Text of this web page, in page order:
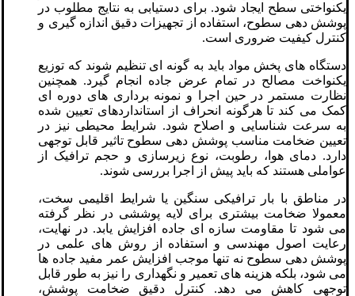
یکنواختی سطح ایجاد شود. برای دستیابی به نتایج مطلوب در
پوشش دهی سطوح، استفاده از تجهیزات دقیق اندازه گیری و
کنترل کیفیت ضروری است.
دستگاه های پخش مواد باید به گونه ای تنظیم شوند که توزیع
یکنواخت مصالح در تمام عرض جاده انجام گیرد. همچنین
نظارت مستمر در حین اجرا و نمونه برداری های دوره ای
کمک می کند تا هرگونه انحراف از استانداردهای تعیین شده
به سرعت شناسایی و اصلاح شود. شرایط محیطی نیز در
تعیین ضخامت مناسب پوشش دهی سطوح تاثیر قابل توجهی
دارد. دمای هوا، رطوبت، نوع زیرسازی و حجم ترافیک از
عواملی هستند که باید پیش از اجرا بررسی شوند.
در مناطق با بار ترافیکی سنگین یا شرایط اقلیمی سخت،
معمولا ضخامت بیشتری برای لایه پوششی در نظر گرفته
می شود تا مقاومت سازه ای جاده افزایش یابد. در نهایت،
رعایت اصول مهندسی و استفاده از روش های علمی در
پوشش دهی سطوح نه تنها موجب افزایش عمر مفید جاده ها
می شود، بلکه هزینه های تعمیر و نگهداری را نیز به طور قابل
توجهی کاهش می دهد. کنترل دقیق ضخامت پوشش،